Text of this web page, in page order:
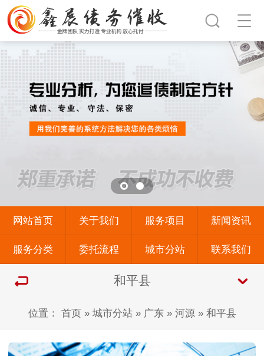
网站首页 关于我们 服务项目 新闻资讯
服务分类 委托流程 城市分站 联系我们
和平县
位置： 首页» 城市分站» 广东» 河源» 和平县